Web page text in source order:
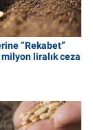
“Rekabet”
liralık ceza